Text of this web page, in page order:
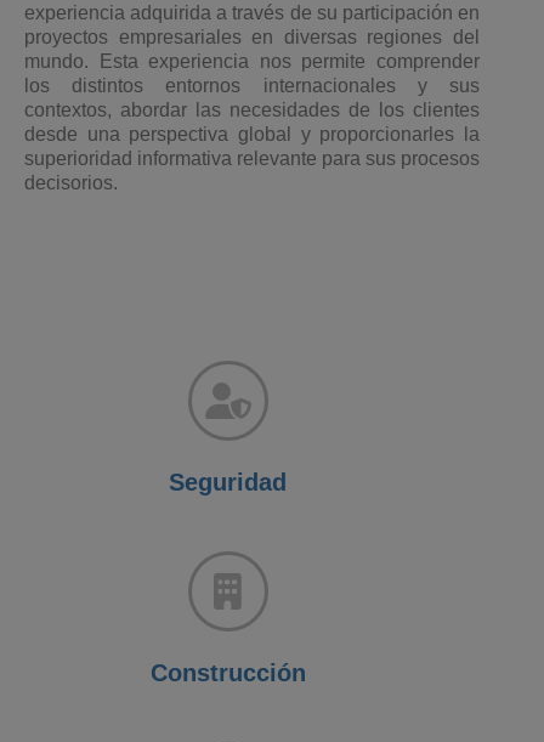
experiencia adquirida a través de su participación en
proyectos empresariales en diversas regiones del
mundo. Esta experiencia nos permite comprender
los distintos entornos internacionales y sus
contextos, abordar las necesidades de los clientes
desde una perspectiva global y proporcionarles la
superioridad informativa relevante para sus procesos
decisorios.
Seguridad
Construcción